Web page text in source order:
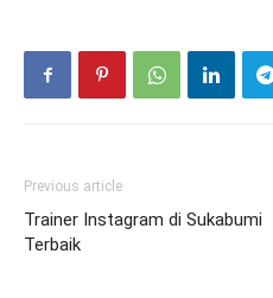
Previous article
Trainer Instagram di Sukabumi
Terbaik